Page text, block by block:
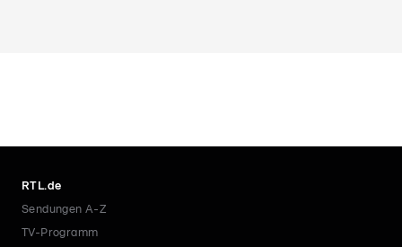
RTL.de
Sendungen A-Z
TV-Programm